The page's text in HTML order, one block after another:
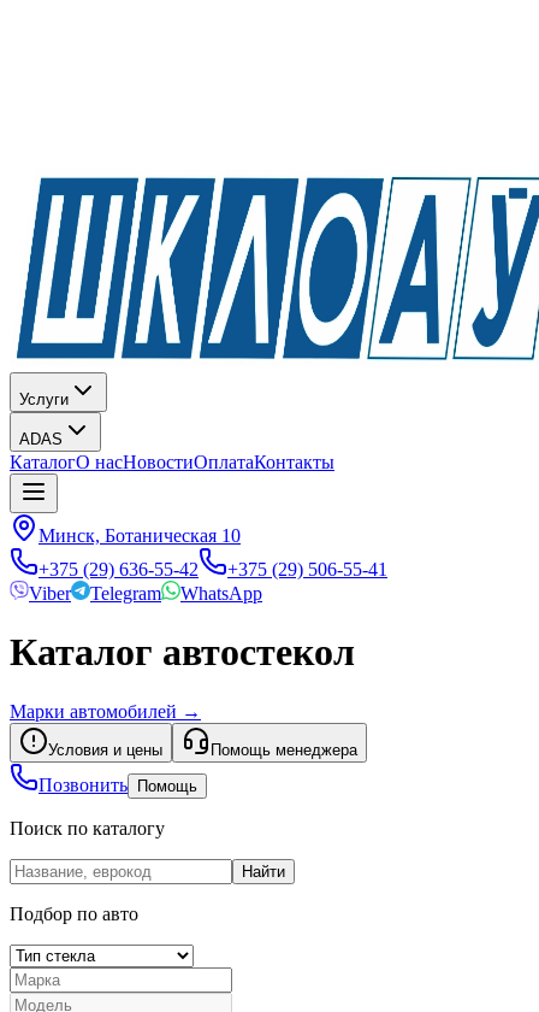
Услуги
ADAS
КаталогО насНовостиОплатаКонтакты
Минск, Ботаническая 10
+375 (29) 636-55-42
+375 (29) 506-55-41
Viber
Telegram WhatsApp
Каталог автостекол
Марки автомобилей →
Условия и цены Помощь менеджера
Позвонить Помощь
Поиск по каталогу
Найти
Подбор по авто